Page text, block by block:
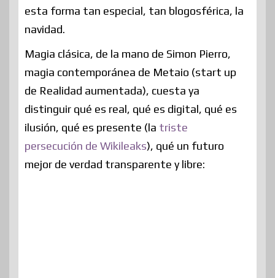
esta forma tan especial, tan blogosférica, la
navidad.
Magia clásica, de la mano de Simon Pierro,
magia contemporánea de Metaio (start up
de Realidad aumentada), cuesta ya
distinguir qué es real, qué es digital, qué es
ilusión, qué es presente (la triste
persecución de Wikileaks), qué un futuro
mejor de verdad transparente y libre: